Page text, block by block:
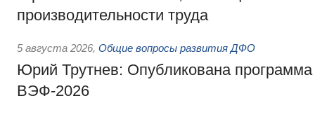
производительности труда
5 августа 2026, Общие вопросы развития ДФО
Юрий Трутнев: Опубликована
ВЭФ-2026